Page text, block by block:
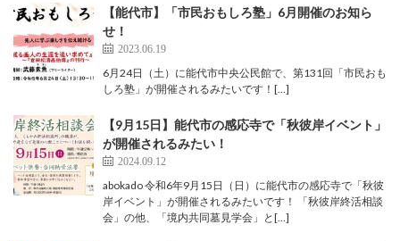
【能代市】「市民おもしろ塾」6月開催のお知ら
せ！
2023.06.19
6月24日（土）に能代市中央公民館で、第131回「市民おも
しろ塾」が開催されるみたいです！[…]
【9月15日】能代市の感応寺で「秋彼岸イベント」
が開催されるみたい！
2024.09.12
abokado 令和6年9月15日（日）に能代市の感応寺で「秋彼
岸イベント」が開催されるみたいです！ 「秋彼岸終活相談
会」の他、「境内共同墓見学会」と[…]